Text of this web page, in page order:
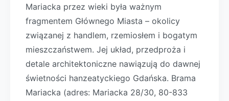
Mariacka przez wieki była ważnym
fragmentem Głównego Miasta – okolicy
związanej z handlem, rzemiosłem i bogatym
mieszczaństwem. Jej układ, przedproża i
detale architektoniczne nawiązują do dawnej
świetności hanzeatyckiego Gdańska. Brama
Mariacka (adres: Mariacka 28/30, 80-833